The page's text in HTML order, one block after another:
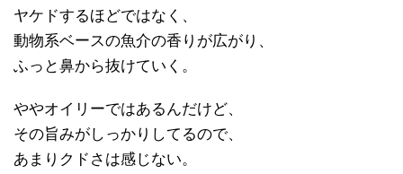
ヤケドするほどではなく、
動物系ベースの魚介の香りが広がり、
ふっと鼻から抜けていく。
ややオイリーではあるんだけど、
その旨みがしっかりしてるので、
あまりクドさは感じない。